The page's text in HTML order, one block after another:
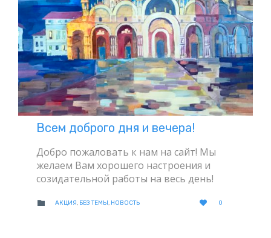
Всем доброго дня и вечера!
Добро пожаловать к нам на сайт! Мы
желаем Вам хорошего настроения и
созидательной работы на весь день!
 CATEGORY
АКЦИЯ, БЕЗ ТЕМЫ, НОВОСТЬ 
LOVE
0